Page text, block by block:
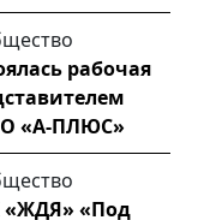
рабочая
«А-ПЛЮС»
«Под